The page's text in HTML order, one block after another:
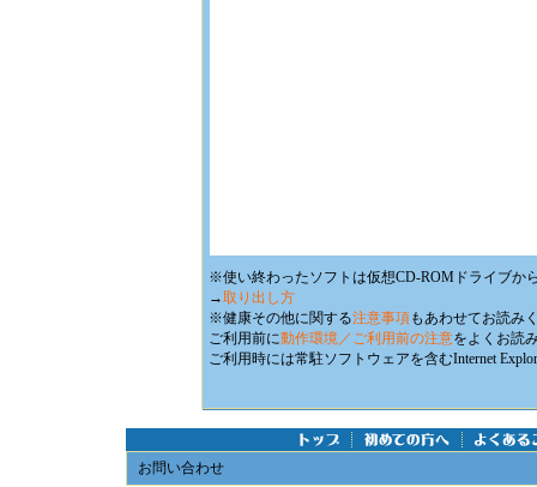
※使い終わったソフトは仮想CD-ROMドライブか
→取り出し方
※健康その他に関する注意事項もあわせてお読み
ご利用前に動作環境／ご利用前の注意をよくお読
ご利用時には常駐ソフトウェアを含むInternet
お問い合わせ